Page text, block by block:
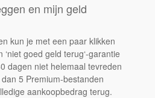
en mijn geld
kun je met een paar klikken
goed geld terug‘-garantie
dagen niet helemaal tevreden
5 Premium-bestanden
aankoopbedrag terug.